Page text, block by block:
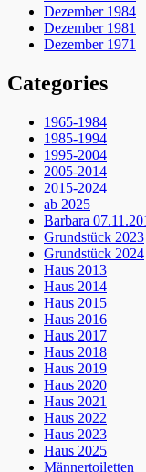
Dezember 1984
Dezember 1981
Dezember 1971
Categories
1965-1984
1985-1994
1995-2004
2005-2014
2015-2024
ab 2025
Barbara
Grundstück 2023
Grundstück 2024
Haus 2013
Haus 2014
Haus 2015
Haus 2016
Haus 2017
Haus 2018
Haus 2019
Haus 2020
Haus 2021
Haus 2022
Haus 2023
Haus 2025
Männertoiletten